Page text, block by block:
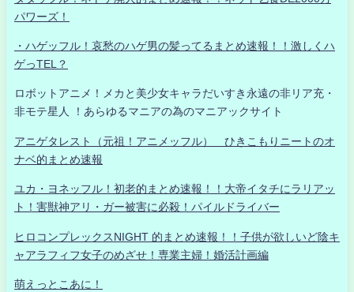
パワーズ！
・ハゲッフル！哀愁のハゲ男の髪ってるまとめ速報！！激しくハ
ゲっTEL？
ロボットアニメ！メカと美少女キャラだいすき永遠の非リア充・
非モテ星人 ！あらゆるマニアの為のマニアックサイト
アニゲタレスト（元祖！アニメッフル） ひきこもりニートのオ
ナベ的まとめ速報
ユカ・ヨネッフル！初老的まとめ速報！！大帝イタチにラリアッ
ト！害獣神アリ・ガー被害に必殺！パイルドライバー
ヒロコンプレックスNIGHT 的まとめ速報！！子供が欲しいど陰キ
ャアラフィフ女子のめざせ！専業主婦！婚活計画編
萌えっとこあに！